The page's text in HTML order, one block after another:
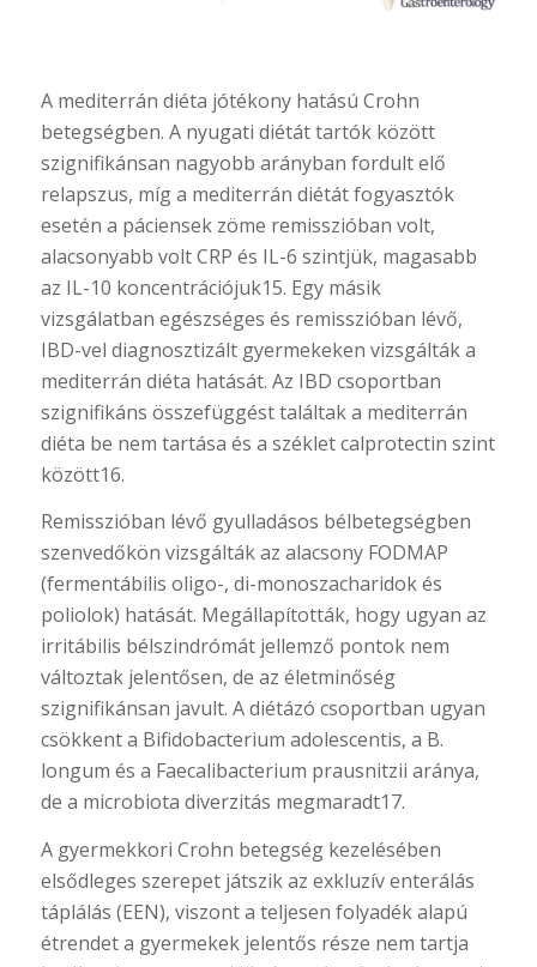
A mediterrán diéta jótékony hatású Crohn
betegségben. A nyugati diétát tartók között
szignifikánsan nagyobb arányban fordult elő
relapszus, míg a mediterrán diétát fogyasztók
esetén a páciensek zöme remisszióban volt,
alacsonyabb volt CRP és IL-6 szintjük, magasabb
az IL-10 koncentrációjuk15. Egy másik
vizsgálatban egészséges és remisszióban lévő,
IBD-vel diagnosztizált gyermekeken vizsgálták a
mediterrán diéta hatását. Az IBD csoportban
szignifikáns összefüggést találtak a mediterrán
diéta be nem tartása és a széklet calprotectin szint
között16.
Remisszióban lévő gyulladásos bélbetegségben
szenvedőkön vizsgálták az alacsony FODMAP
(fermentábilis oligo-, di-monoszacharidok és
poliolok) hatását. Megállapították, hogy ugyan az
irritábilis bélszindrómát jellemző pontok nem
változtak jelentősen, de az életminőség
szignifikánsan javult. A diétázó csoportban ugyan
csökkent a Bifidobacterium adolescentis, a B.
longum és a Faecalibacterium prausnitzii aránya,
de a microbiota diverzitás megmaradt17.
A gyermekkori Crohn betegség kezelésében
elsődleges szerepet játszik az exkluzív enterálás
táplálás (EEN), viszont a teljesen folyadék alapú
étrendet a gyermekek jelentős része nem tartja